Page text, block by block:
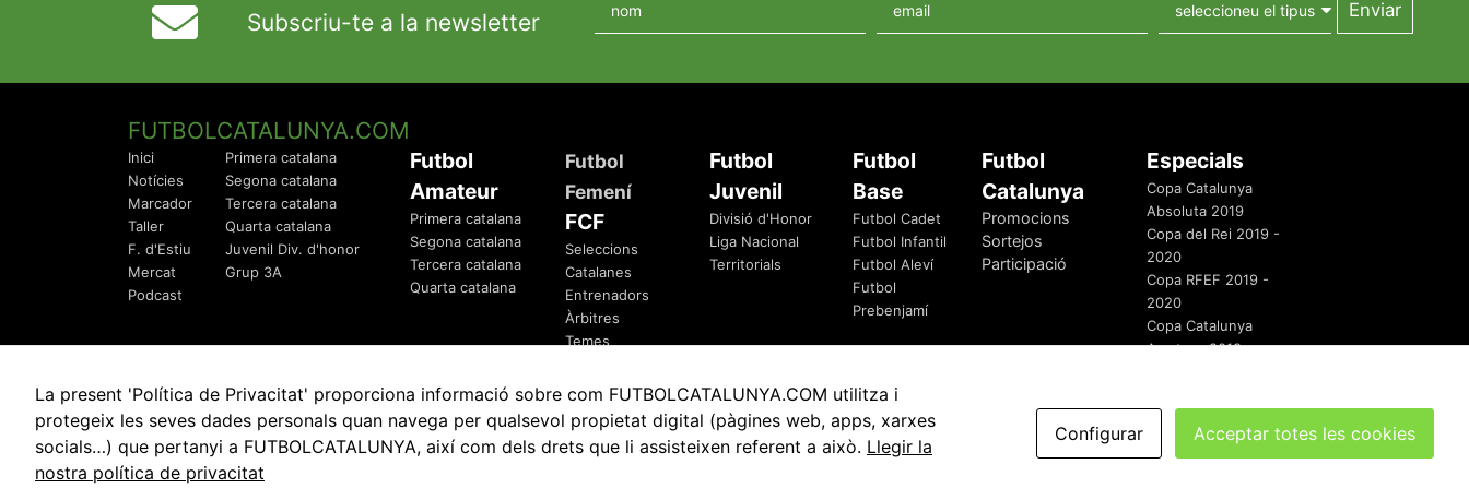
Subscriu-te a la newsletter
FUTBOLCATALUNYA.COM
Inici
Notícies
Marcador
Taller
F. d'Estiu
Mercat
Podcast
Primera catalana
Segona catalana
Tercera catalana
Quarta catalana
Juvenil Div. d'honor
Grup 3A
Futbol
Amateur
Primera catalana
Segona catalana
Tercera catalana
Quarta catalana
Futbol
Femení
FCF
Seleccions
Catalanes
Entrenadors
Àrbitres
Temes
Futbol
Juvenil
Divisió d'Honor
Liga Nacional
Territorials
Futbol
Base
Futbol Cadet
Futbol Infantil
Futbol Aleví
Futbol
Prebenjamí
Futbol
Catalunya
Promocions
Sortejos
Participació
Especials
Copa Catalunya
Absoluta 2019
Copa del Rei 2019 -
2020
Copa RFEF 2019 -
2020
Copa Catalunya
Amateur 2019
© 2010 - 2026 FutbolCatalunya.com Avis Legal Política de Privacitat Política de Cookies redaccio@futbolcatalunya.com
La present 'Política de Privacitat' proporciona informació sobre com FUTBOLCATALUNYA.COM utilitza i
protegeix les seves dades personals quan navega per qualsevol propietat digital (pàgines web, apps, xarxes
socials…) que pertanyi a FUTBOLCATALUNYA, així com dels drets que li assisteixen referent a això. Llegir la
nostra política de privacitat
Configurar Acceptar totes les cookies